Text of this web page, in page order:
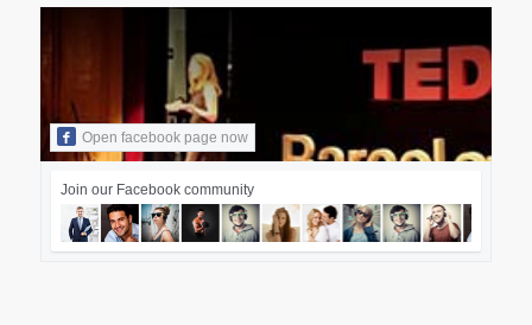
Open facebook page now
Join our Facebook community